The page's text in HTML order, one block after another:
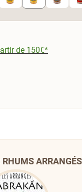
de 150€*
ARRANGÉS